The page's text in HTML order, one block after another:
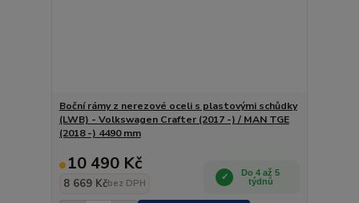
Boční rámy z nerezové oceli s plastovými schůdky
(LWB) - Volkswagen Crafter (2017 -) / MAN TGE
(2018 -) 4490 mm
10 490 Kč
8 669 Kčbez DPH
Do 4 až 5
týdnů